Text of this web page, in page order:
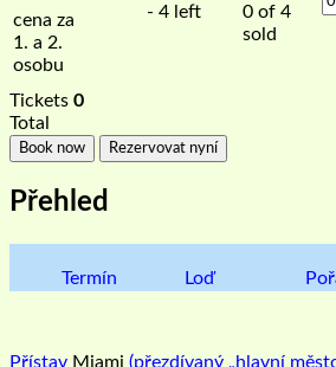
cena za
1. a 2.
osobu
- 4 left
0 of 4
sold
Tickets 0
Total
Book now Rezervovat nyní
Přehled
Termín Loď
Přístav Miami (přezdívaný „hlavní